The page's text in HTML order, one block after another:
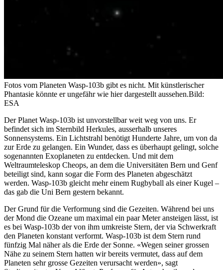
Fotos vom Planeten Wasp-103b gibt es nicht. Mit künstlerischer
Phantasie könnte er ungefähr wie hier dargestellt aussehen.Bild:
ESA
Der Planet Wasp-103b ist unvorstellbar weit weg von uns. Er
befindet sich im Sternbild Herkules, ausserhalb unseres
Sonnensystems. Ein Lichtstrahl benötigt Hunderte Jahre, um von da
zur Erde zu gelangen. Ein Wunder, dass es überhaupt gelingt, solche
sogenannten Exoplaneten zu entdecken. Und mit dem
Weltraumteleskop Cheops, an dem die Universitäten Bern und Genf
beteiligt sind, kann sogar die Form des Planeten abgeschätzt
werden. Wasp-103b gleicht mehr einem Rugbyball als einer Kugel –
das gab die Uni Bern gestern bekannt.
Der Grund für die Verformung sind die Gezeiten. Während bei uns
der Mond die Ozeane um maximal ein paar Meter ansteigen lässt, ist
es bei Wasp-103b der von ihm umkreiste Stern, der via Schwerkraft
den Planeten konstant verformt. Wasp-103b ist dem Stern rund
fünfzig Mal näher als die Erde der Sonne. «Wegen seiner grossen
Nähe zu seinem Stern hatten wir bereits vermutet, dass auf dem
Planeten sehr grosse Gezeiten verursacht werden», sagt